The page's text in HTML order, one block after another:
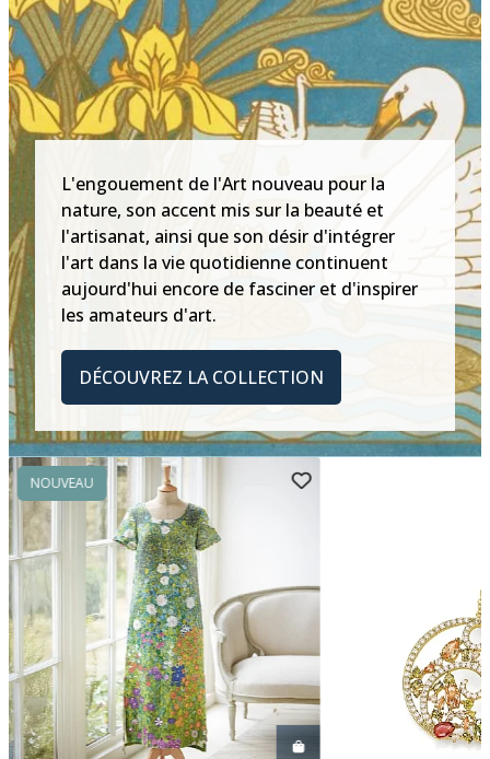
L'engouement de l'Art nouveau pour la
nature, son accent mis sur la beauté et
l'artisanat, ainsi que son désir d'intégrer
l'art dans la vie quotidienne continuent
aujourd'hui encore de fasciner et d'inspirer
les amateurs d'art.
DÉCOUVREZ LA COLLECTION
NOUVEAU